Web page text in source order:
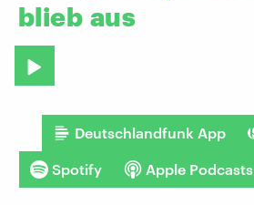
blieb aus
Deutschlandfunk App
Spotify Apple Podcasts